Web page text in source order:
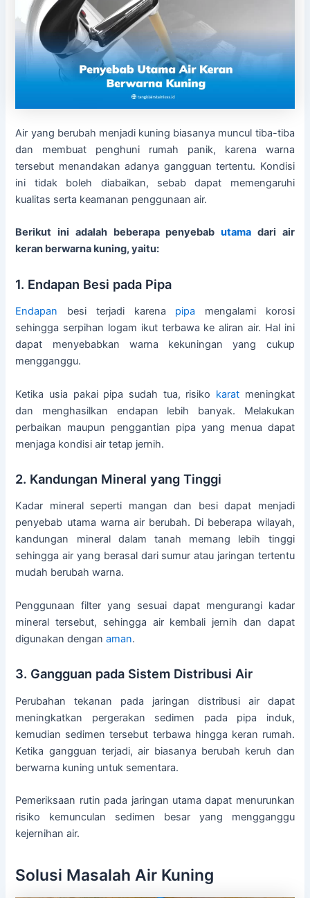
Air yang berubah menjadi kuning biasanya muncul tiba-tiba
dan membuat penghuni rumah panik, karena warna
tersebut menandakan adanya gangguan tertentu. Kondisi
ini tidak boleh diabaikan, sebab dapat memengaruhi
kualitas serta keamanan penggunaan air.
Berikut ini adalah beberapa penyebabutama dari air
keran berwarna kuning, yaitu:
1. Endapan Besi pada Pipa
Endapan besi terjadi karena pipa mengalami korosi
sehingga serpihan logam ikut terbawa ke aliran air. Hal ini
dapat menyebabkan warna kekuningan yang cukup
mengganggu.
Ketika usia pakai pipa sudah tua, risiko karatmeningkat
dan menghasilkan endapan lebih banyak. Melakukan
perbaikan maupun penggantian pipa yang menua dapat
menjaga kondisi air tetap jernih.
2. Kandungan Mineral yang Tinggi
Kadar mineral seperti mangan dan besi dapat menjadi
penyebab utama warna air berubah. Di beberapa wilayah,
kandungan mineral dalam tanah memang lebih tinggi
sehingga air yang berasal dari sumur atau jaringan tertentu
mudah berubah warna.
Penggunaan filter yang sesuai dapat mengurangi kadar
mineral tersebut, sehingga air kembali jernih dan dapat
digunakan denganaman.
3. Gangguan pada Sistem Distribusi Air
Perubahan tekanan pada jaringan distribusi air dapat
meningkatkan pergerakan sedimen pada pipa induk,
kemudian sedimen tersebut terbawa hingga keran rumah.
Ketika gangguan terjadi, air biasanya berubah keruh dan
berwarna kuning untuk sementara.
Pemeriksaan rutin pada jaringan utama dapat menurunkan
risiko kemunculan sedimen besar yang mengganggu
kejernihan air.
Solusi Masalah Air Kuning